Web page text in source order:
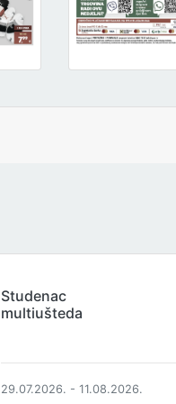
Studenac
multiušteda
29.07.2026. - 11.08.2026.